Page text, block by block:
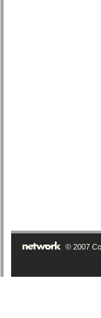
© 2007